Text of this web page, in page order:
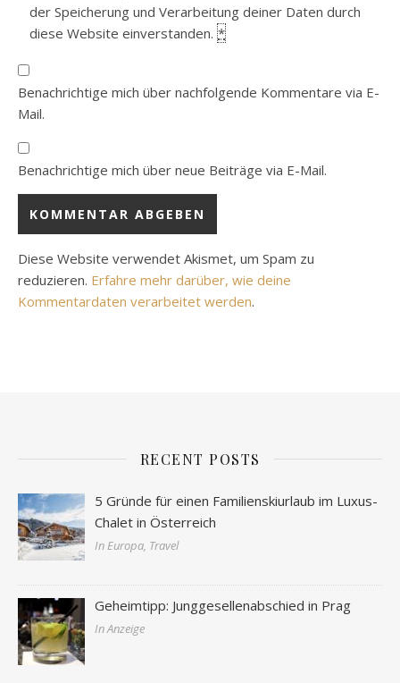
der Speicherung und Verarbeitung deiner Daten durch
diese Website einverstanden. *
Benachrichtige mich über nachfolgende Kommentare via E-
Mail.
Benachrichtige mich über neue Beiträge via E-Mail.
Diese Website verwendet Akismet, um Spam zu
reduzieren. Erfahre mehr darüber, wie deine
Kommentardaten verarbeitet werden.
RECENT POSTS
5 Gründe für einen Familienskiurlaub im Luxus-
Chalet in Österreich
In Europa, Travel
Geheimtipp: Junggesellenabschied in Prag
In Anzeige